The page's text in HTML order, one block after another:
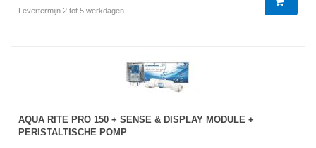
Levertermijn 2 tot 5 werkdagen
AQUA RITE PRO 150 + SENSE & DISPLAY MODULE +
PERISTALTISCHE POMP